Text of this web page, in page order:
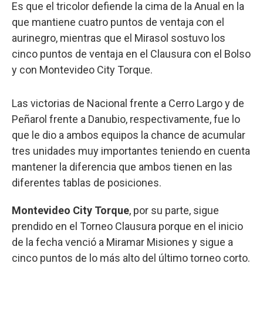
Es que el tricolor defiende la cima de la Anual en la
que mantiene cuatro puntos de ventaja con el
aurinegro, mientras que el Mirasol sostuvo los
cinco puntos de ventaja en el Clausura con el Bolso
y con Montevideo City Torque.
Las victorias de Nacional frente a Cerro Largo y de
Peñarol frente a Danubio, respectivamente, fue lo
que le dio a ambos equipos la chance de acumular
tres unidades muy importantes teniendo en cuenta
mantener la diferencia que ambos tienen en las
diferentes tablas de posiciones.
Montevideo City Torque, por su parte, sigue
prendido en el Torneo Clausura porque en el inicio
de la fecha venció a Miramar Misiones y sigue a
cinco puntos de lo más alto del último torneo corto.